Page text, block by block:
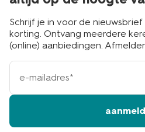
Schrijf je in voor de nieuwsbrief
korting. Ontvang meerdere
(online) aanbiedingen.
e-
mailadres